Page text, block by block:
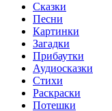
Сказки
Песни
Картинки
Загадки
Прибаутки
Аудиосказки
Стихи
Раскраски
Потешки